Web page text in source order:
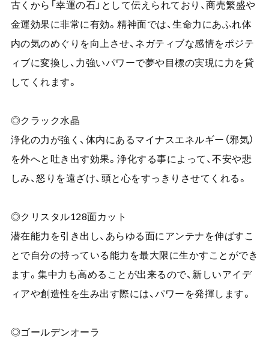
古くから「幸運の石」として伝えられており、商売繁盛や
金運効果に非常に有効。精神面では、生命力にあふれ体
内の気のめぐりを向上させ、ネガティブな感情をポジテ
ィブに変換し、力強いパワーで夢や目標の実現に力を貸
してくれます。
◎クラック水晶
浄化の力が強く、体内にあるマイナスエネルギー（邪気）
を外へと吐き出す効果。浄化する事によって、不安や悲
しみ、怒りを遠ざけ、頭と心をすっきりさせてくれる。
◎クリスタル128面カット
潜在能力を引き出し、あらゆる面にアンテナを伸ばすこ
とで自分の持っている能力を最大限に生かすことができ
ます。集中力も高めることが出来るので、新しいアイデ
ィアや創造性を生み出す際には、パワーを発揮します。
◎ゴールデンオーラ